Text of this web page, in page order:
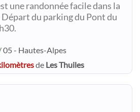
une randonnée facile dans la
du parking du Pont du
05 - Hautes-Alpes
de Les Thuiles